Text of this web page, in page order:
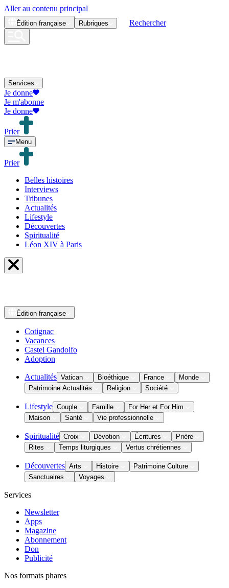
Aller au contenu principal
Édition française Rubriques Rechercher
Services
Je donne
Je m'abonne
Je donne
Prier
Menu
Prier
Belles histoires
Interviews
Tribunes
Actualités
Lifestyle
Découvertes
Spiritualité
Léon XIV à Paris
Édition française
Cotignac
Vacances
Castel Gandolfo
Adoption
Actualités Vatican Bioéthique France
Monde
Patrimoine Actualités
Religion Société
Lifestyle Couple Famille
For Her et For Him
Maison
Santé Vie professionnelle
Spiritualité Croix Dévotion Écritures
Prière
Rites
Temps liturgiques Vertus chrétiennes
Découvertes Arts Histoire
Patrimoine Culture
Sanctuaires
Voyages
Services
Newsletter
Apps
Magazine
Abonnement
Don
Publicité
Nos formats phares